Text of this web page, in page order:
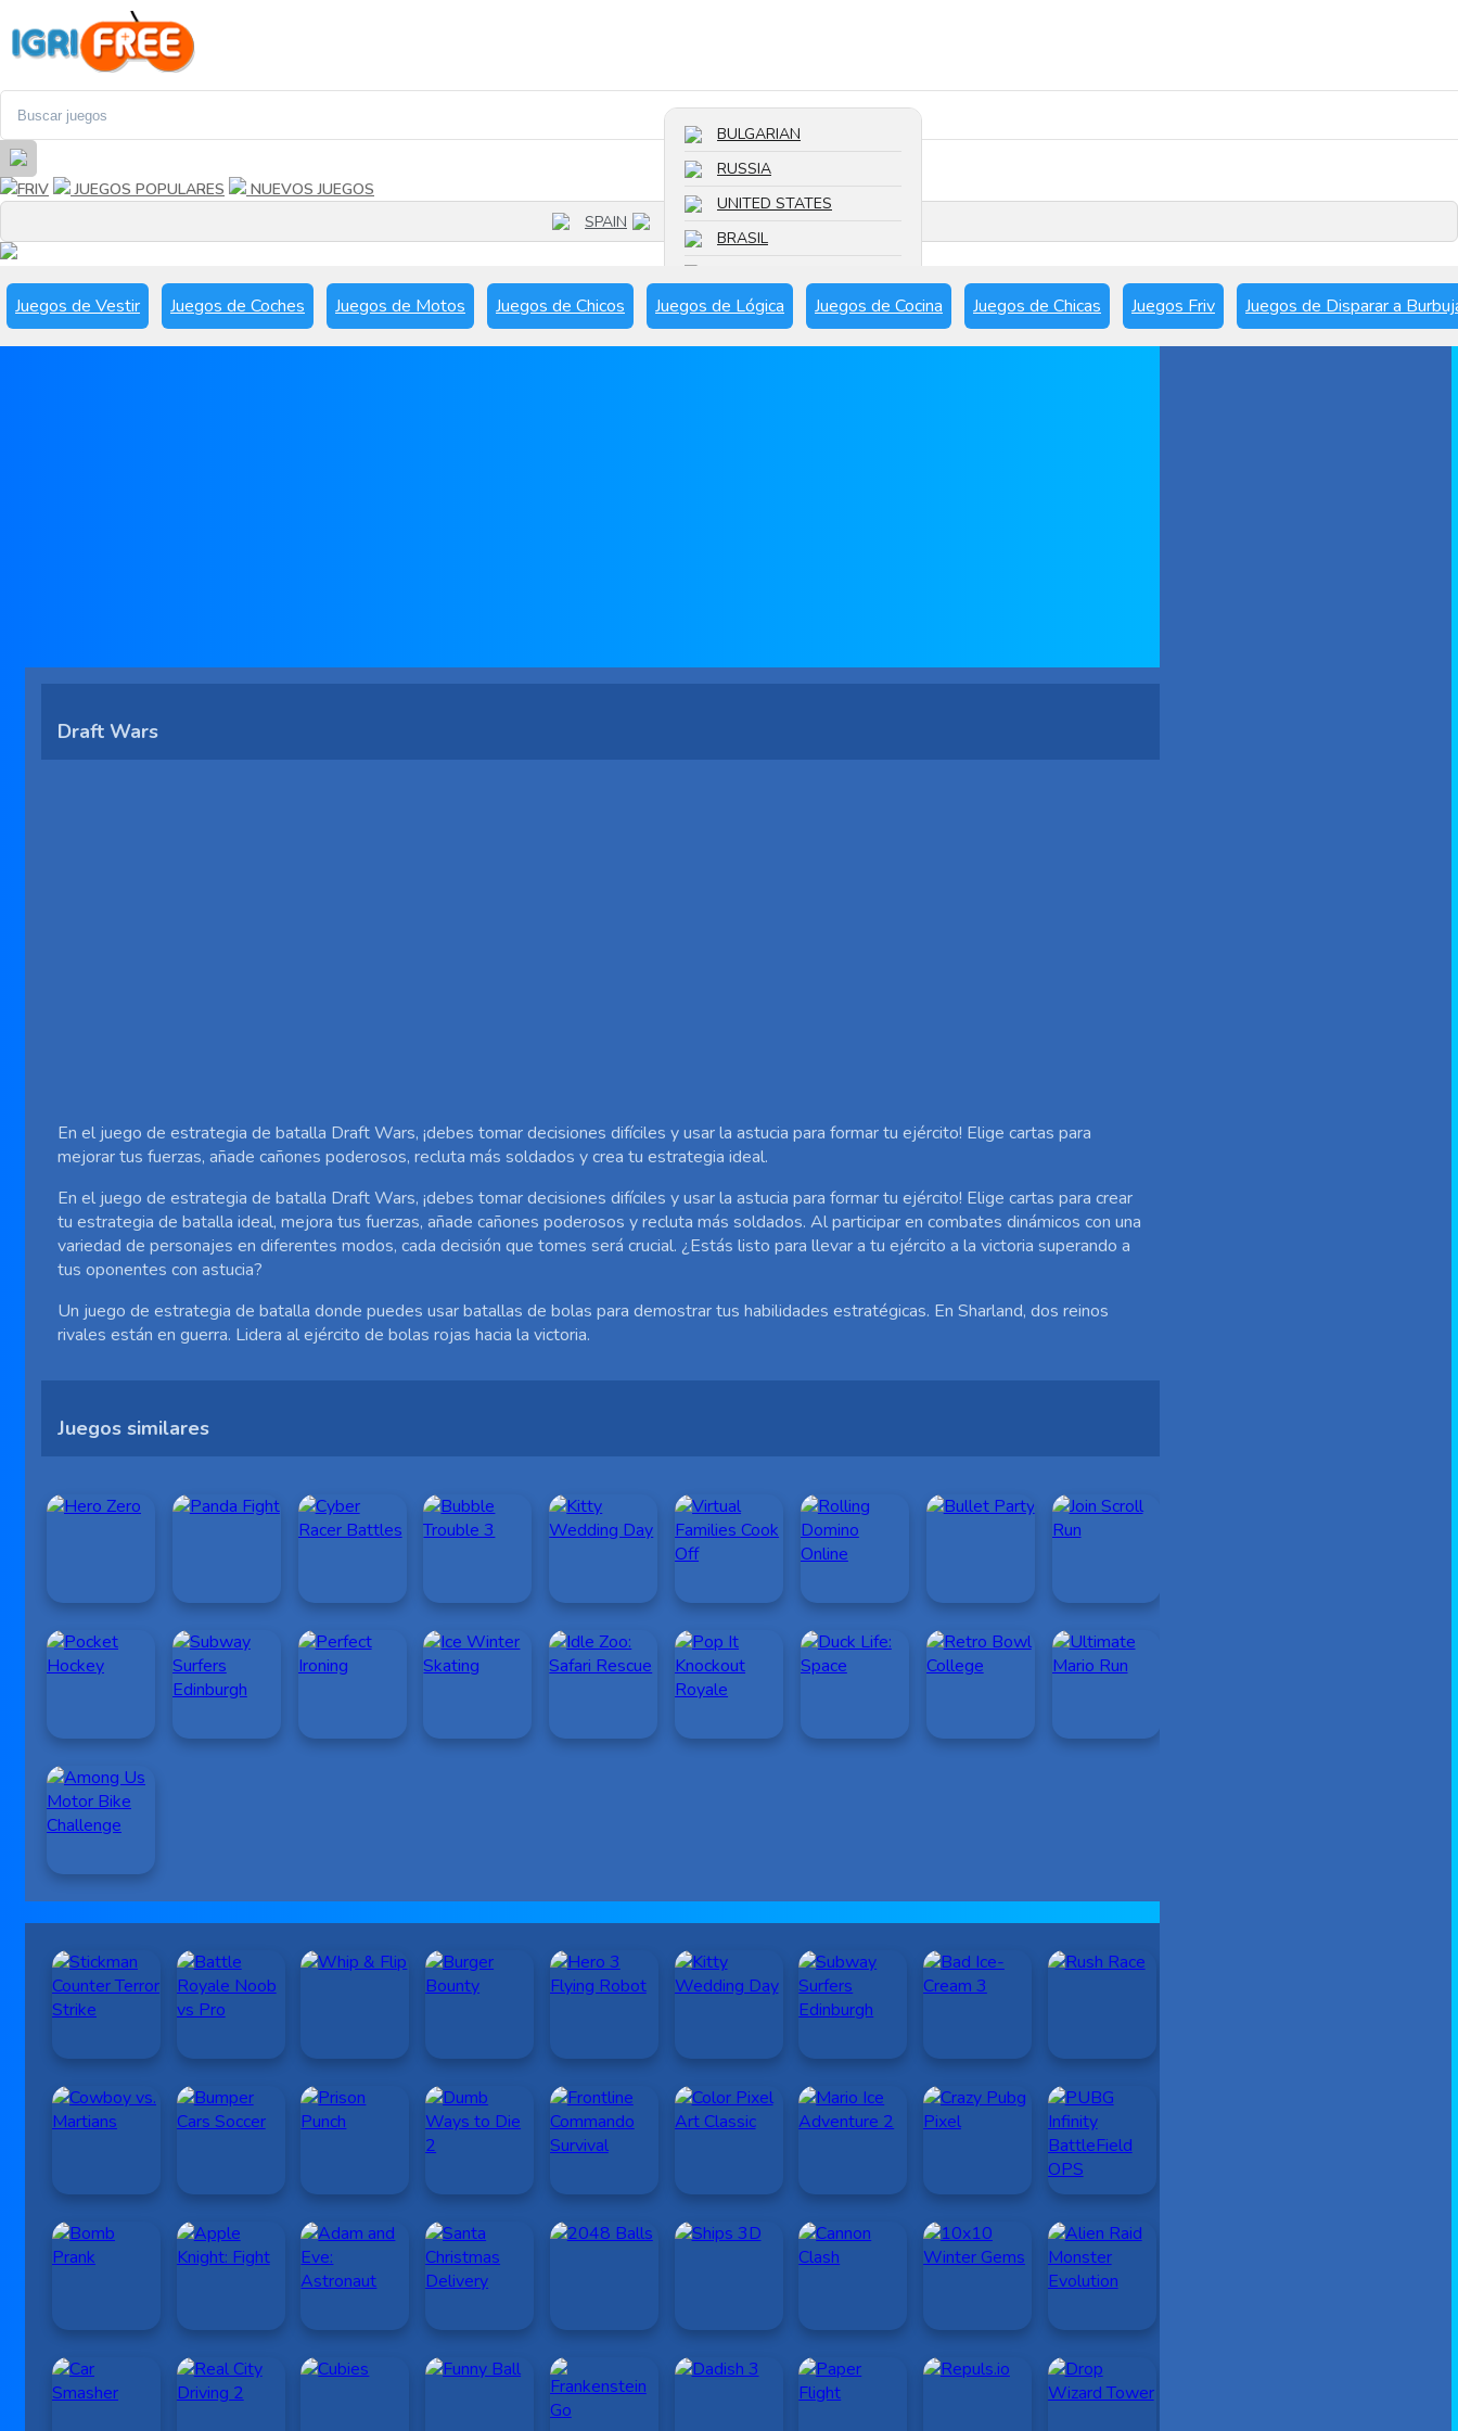
FRIV JUEGOS POPULARES
NUEVOS JUEGOS
SPAIN
BULGARIAN
RUSSIA
UNITED STATES
BRASIL
SPAIN
Juegos de Vestir Juegos de Coches Juegos de Motos Juegos de Chicos Juegos de Lógica Juegos de Cocina Juegos de Chicas Juegos Friv Juegos de Disparar a
Draft Wars
En el juego de estrategia de batalla Draft Wars, ¡debes tomar decisiones difíciles y usar la astucia para formar tu ejército! Elige cartas para
mejorar tus fuerzas, añade cañones poderosos, recluta más soldados y crea tu estrategia ideal.
En el juego de estrategia de batalla Draft Wars, ¡debes tomar decisiones difíciles y usar la astucia para formar tu ejército! Elige cartas para crear
tu estrategia de batalla ideal, mejora tus fuerzas, añade cañones poderosos y recluta más soldados. Al participar en combates dinámicos con una
variedad de personajes en diferentes modos, cada decisión que tomes será crucial. ¿Estás listo para llevar a tu ejército a la victoria superando a
tus oponentes con astucia?
Un juego de estrategia de batalla donde puedes usar batallas de bolas para demostrar tus habilidades estratégicas. En Sharland, dos reinos
rivales están en guerra. Lidera al ejército de bolas rojas hacia la victoria.
Juegos similares